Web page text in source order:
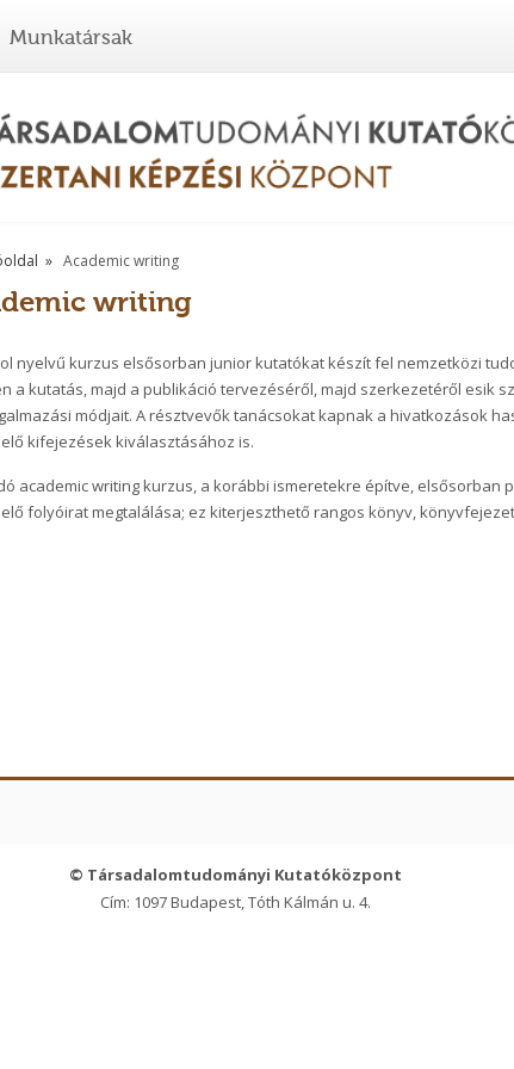
Munkatársak
Academic writing
writing
nyelvű kurzus elsősorban junior kutatókat készít fel nemzetközi
a kutatás, majd a publikáció tervezéséről, majd szerkezetéről esik
módjait. A résztvevők tanácsokat kapnak a hivatkozások
kifejezések kiválasztásához is.
academic writing kurzus, a korábbi ismeretekre építve,
folyóirat megtalálása; ez kiterjeszthető rangos könyv,
© Társadalomtudományi Kutatóközpont
Cím: 1097 Budapest, Tóth Kálmán u. 4.